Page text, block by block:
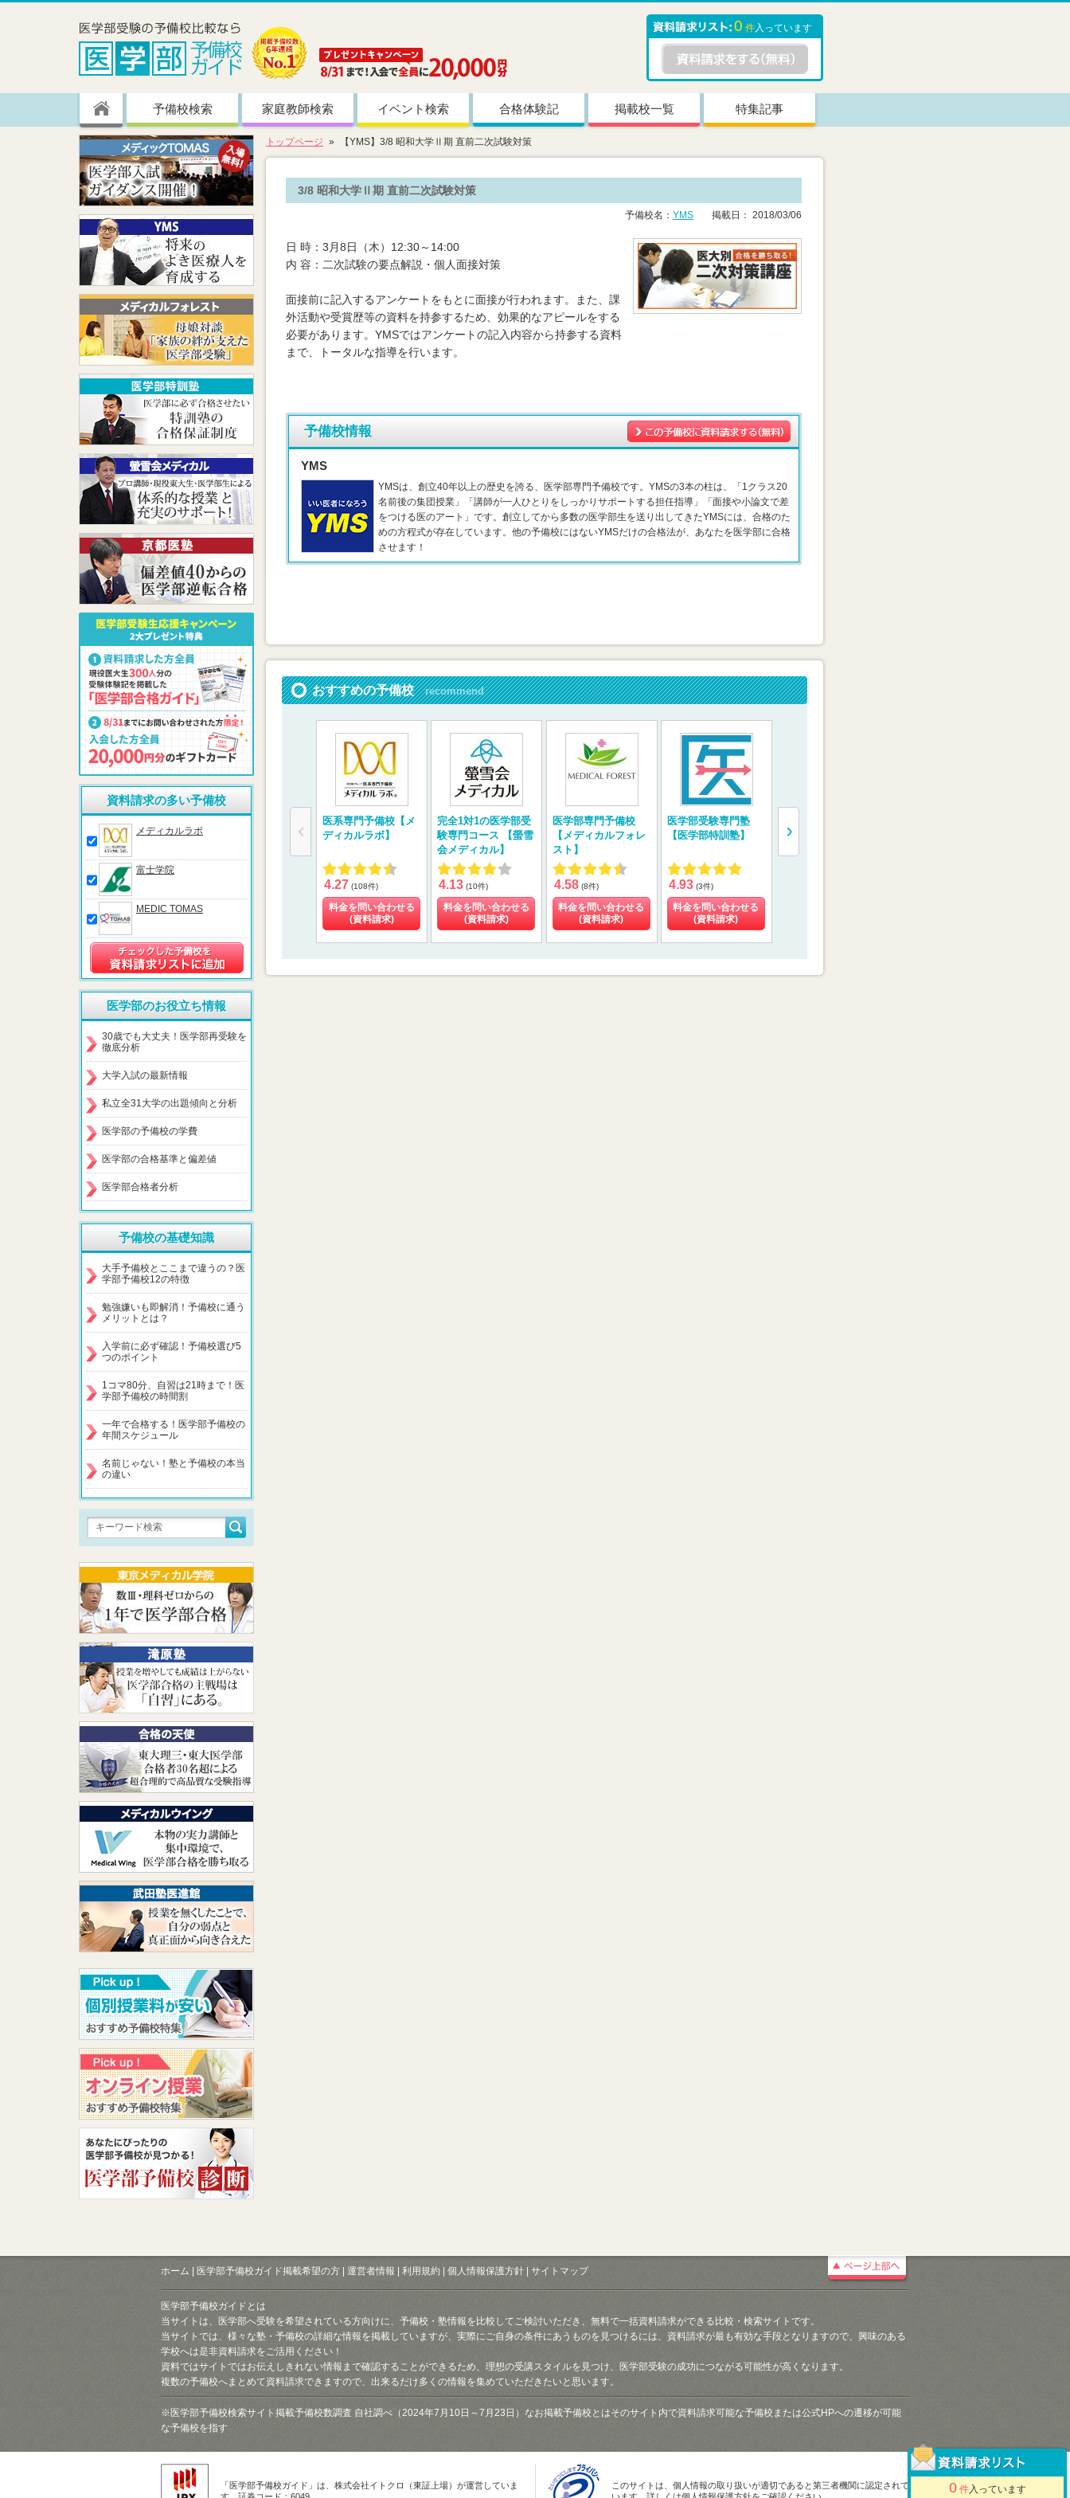
0 件入っています
予備校検索 家庭教師検索 イベント検索 合格体験記 掲載校一覧 特集記事
トップページ 【YMS】3/8 昭和大学Ⅱ期 直前二次試験対策
3/8 昭和大学Ⅱ期 直前二次試験対策
予備校名： YMS 掲載日： 2018/03/06
日 時：3月8日（木）12:30～14:00
内 容：二次試験の要点解説・個人面接対策
面接前に記入するアンケートをもとに面接が行われます。また、課
外活動や受賞歴等の資料を持参するため、効果的なアピールをする
必要があります。YMSではアンケートの記入内容から持参する資料
まで、トータルな指導を行います。
予備校情報
YMS
YMSは、創立40年以上の歴史を誇る、医学部専門予備校です。YMSの3本の柱は、「1クラス20
名前後の集団授業」「講師が一人ひとりをしっかりサポートする担任指導」「面接や小論文で差
をつける医のアート」です。創立してから多数の医学部生を送り出してきたYMSには、合格のた
めの方程式が存在しています。他の予備校にはないYMSだけの合格法が、あなたを医学部に合格
させます！
おすすめの予備校 recommend
医系専門予備校【メ
ディカルラボ】
4.27 (108件)
料金を問い合わせる
(資料請求)
完全1対1の医学部受
験専門コース 【螢雪
会メディカル】
4.13 (10件)
料金を問い合わせる
(資料請求)
医学部専門予備校
【メディカルフォレ
スト】
4.58 (8件)
料金を問い合わせる
(資料請求)
医学部受験専門塾
【医学部特訓塾】
4.93 (3件)
料金を問い合わせる
(資料請求)
学院】
0 件入っています
資料請求の多い予備校
メディカルラボ
富士学院
MEDIC TOMAS
医学部のお役立ち情報
30歳でも大丈夫！医学部再受験を
徹底分析
大学入試の最新情報
私立全31大学の出題傾向と分析
医学部の予備校の学費
医学部の合格基準と偏差値
医学部合格者分析
予備校の基礎知識
大手予備校とここまで違うの？医
学部予備校12の特徴
勉強嫌いも即解消！予備校に通う
メリットとは？
入学前に必ず確認！予備校選び5
つのポイント
1コマ80分、自習は21時まで！医
学部予備校の時間割
一年で合格する！医学部予備校の
年間スケジュール
名前じゃない！塾と予備校の本当
の違い
ホーム 医学部予備校ガイド掲載希望の方 運営者情報 利用規約 個人情報保護方針 サイトマップ
医学部予備校ガイドとは
当サイトは、医学部へ受験を希望されている方向けに、予備校・塾情報を比較してご検討いただき、無料で一括資料請求ができる比較・検索サイトです。
当サイトでは、様々な塾・予備校の詳細な情報を掲載していますが、実際にご自身の条件にあうものを見つけるには、資料請求が最も有効な手段となりますので、興味のある
学校へは是非資料請求をご活用ください！
資料ではサイトではお伝えしきれない情報まで確認することができるため、理想の受講スタイルを見つけ、医学部受験の成功につながる可能性が高くなります。
複数の予備校へまとめて資料請求できますので、出来るだけ多くの情報を集めていただきたいと思います。
※医学部予備校検索サイト掲載予備校数調査 自社調べ（2024年7月10日～7月23日）なお掲載予備校とはそのサイト内で資料請求可能な予備校または公式HPへの遷移が可能
な予備校を指す
「医学部予備校ガイド」は、株式会社イトクロ（東証上場）が運営していま
す。証券コード：6049
このサイトは、個人情報の取り扱いが適切であると第三者機関に認定されて
います。詳しくは個人情報保護方針をご確認ください。